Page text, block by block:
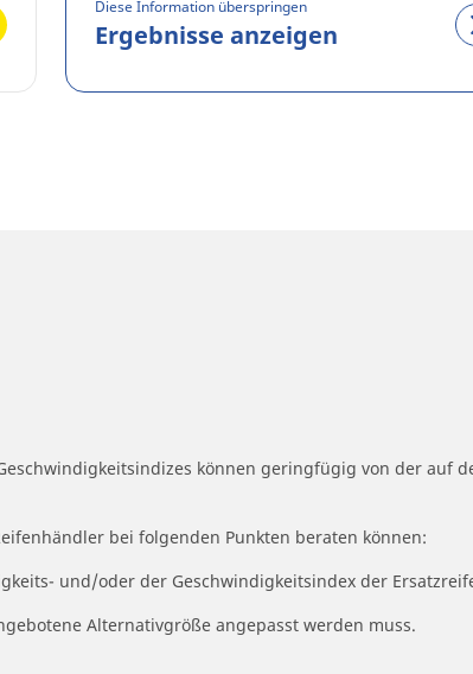
Diese Information überspringen
Ergebnisse anzeigen
können geringfügig von der auf
bei folgenden Punkten beraten können:
und/oder der Geschwindigkeitsindex der
Alternativgröße angepasst werden muss.